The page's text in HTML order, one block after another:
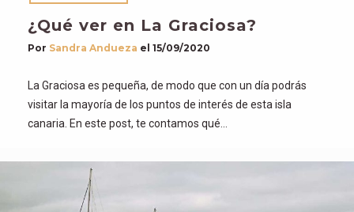
¿Qué ver en La Graciosa?
Por Sandra Andueza el 15/09/2020
La Graciosa es pequeña, de modo que con un día podrás
visitar la mayoría de los puntos de interés de esta isla
canaria. En este post, te contamos qué…